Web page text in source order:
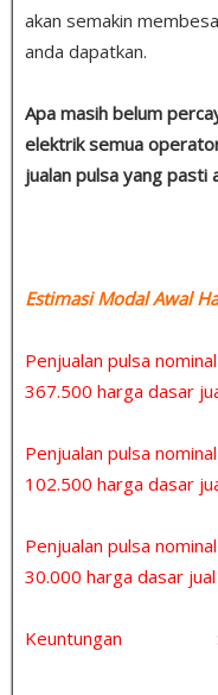
akan semakin
anda dapatkan.
Apa masih belum
elektrik semua
jualan pulsa yang pasti
Estimasi Modal
Penjualan pulsa
367.500 harga dasar
Penjualan pulsa
102.500 harga dasar
Penjualan pulsa
30.000 harga dasar
Keuntungan :